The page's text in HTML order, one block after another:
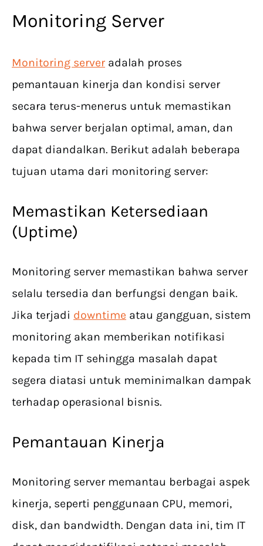
Monitoring Server
Monitoring server adalah proses
pemantauan kinerja dan kondisi server
secara terus-menerus untuk memastikan
bahwa server berjalan optimal, aman, dan
dapat diandalkan. Berikut adalah beberapa
tujuan utama dari monitoring server:
Memastikan Ketersediaan
(Uptime)
Monitoring server memastikan bahwa server
selalu tersedia dan berfungsi dengan baik.
Jika terjadi downtime atau gangguan, sistem
monitoring akan memberikan notifikasi
kepada tim IT sehingga masalah dapat
segera diatasi untuk meminimalkan dampak
terhadap operasional bisnis.
Pemantauan Kinerja
Monitoring server memantau berbagai aspek
kinerja, seperti penggunaan CPU, memori,
disk, dan bandwidth. Dengan data ini, tim IT